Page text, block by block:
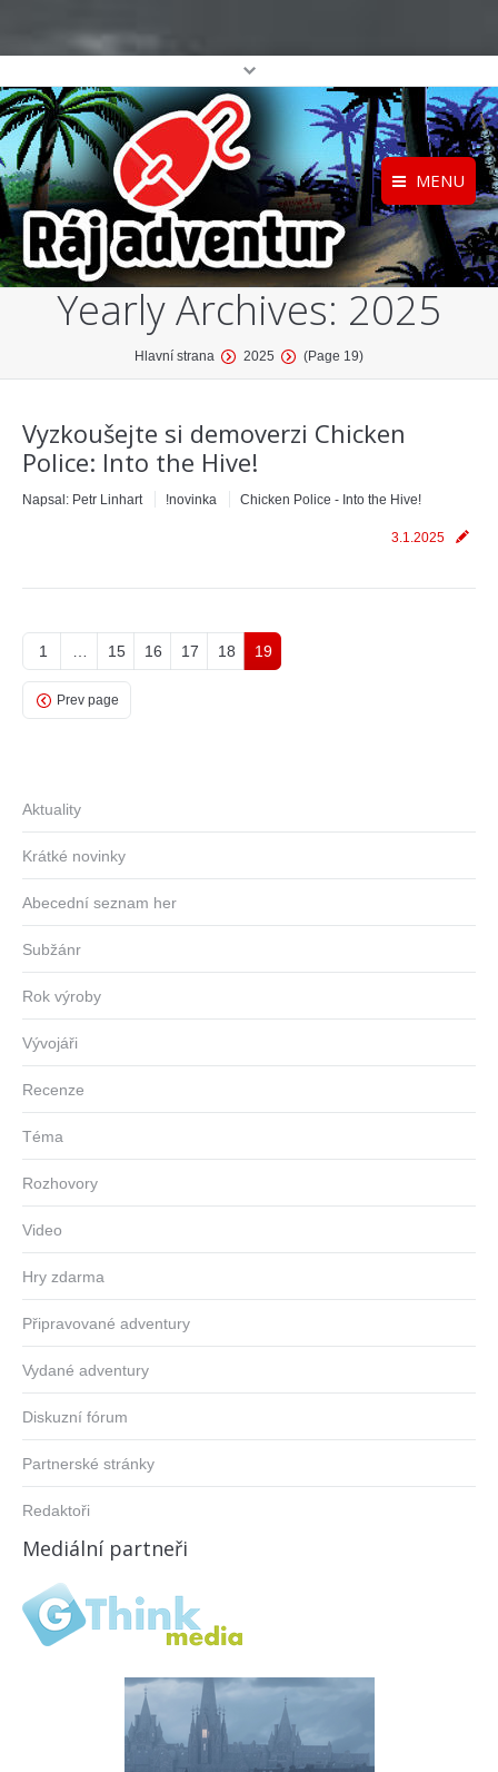
MENU
Registrace
Přihlášení
Home
O projektu
Katalog her
Yearly Archives: 2025
Hlavní strana 2025 (Page 19)
Vyzkoušejte si demoverzi Chicken
Police: Into the Hive!
Napsal: Petr Linhart !novinka Chicken Police - Into the Hive!
3.1.2025
1 15 16 17 18 19
Prev page
Aktuality
Krátké novinky
Abecední seznam her
Subžánr
Rok výroby
Vývojáři
Recenze
Téma
Rozhovory
Video
Hry zdarma
Připravované adventury
Vydané adventury
Diskuzní fórum
Partnerské stránky
Redaktoři
Mediální partneři